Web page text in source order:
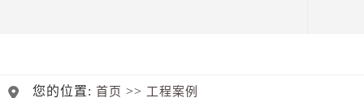
您的位置: 首页 >> 工程案例